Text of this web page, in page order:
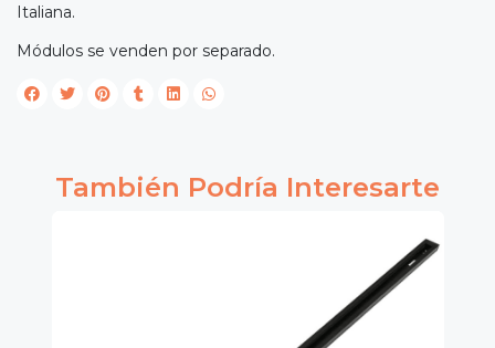
Italiana.
Módulos se venden por separado.
También Podría Interesarte